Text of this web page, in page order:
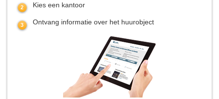
Kies een kantoor
Ontvang informatie over het huurobject